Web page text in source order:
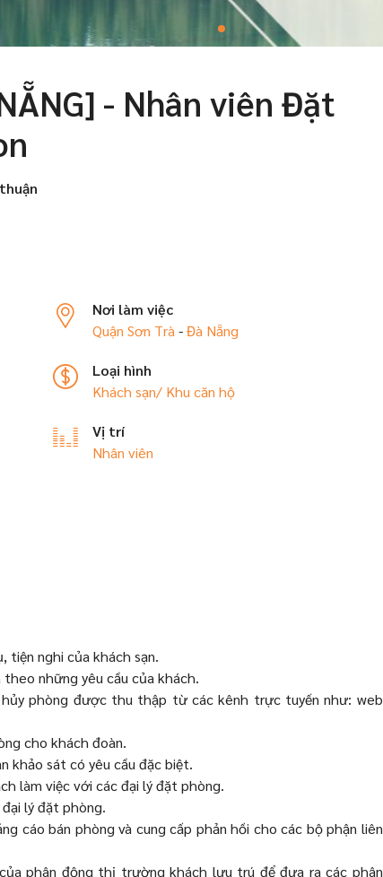
- Nhân viên Đặt
Nơi làm việc
Quận Sơn Trà -Đà Nẵng
Loại hình
Khách sạn/ Khu căn hộ
Vị trí
Nhân viên
tiện nghi của khách sạn.
những yêu cầu của khách.
phòng được thu thập từ các kênh trực tuyến như: web
cho khách đoàn.
khảo sát có yêu cầu đặc biệt.
làm việc với các đại lý đặt phòng.
lý đặt phòng.
cáo bán phòng và cung cấp phản hồi cho các bộ phận liên
phân động thị trường khách lưu trú để đưa ra các phân